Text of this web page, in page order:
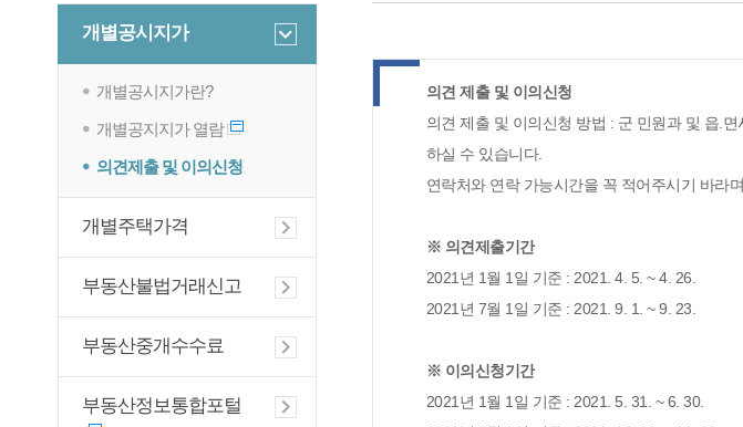
개별공시지가
개별공시지가란?
개별공지지가 열람
의견제출 및 이의신청
개별주택가격
부동산불법거래신고
부동산중개수수료
부동산정보통합포털
의견 제출 및 이의신청
의견 제출 및 이의신청 방법 : 군 민원과 및 읍.
하실 수 있습니다.
연락처와 연락 가능시간을 꼭 적어주시기 바라
※ 의견제출기간
2021년 1월 1일 기준 : 2021. 4. 5. ~ 4. 26.
2021년 7월 1일 기준 : 2021. 9. 1. ~ 9. 23.
※ 이의신청기간
2021년 1월 1일 기준 : 2021. 5. 31. ~ 6. 30.